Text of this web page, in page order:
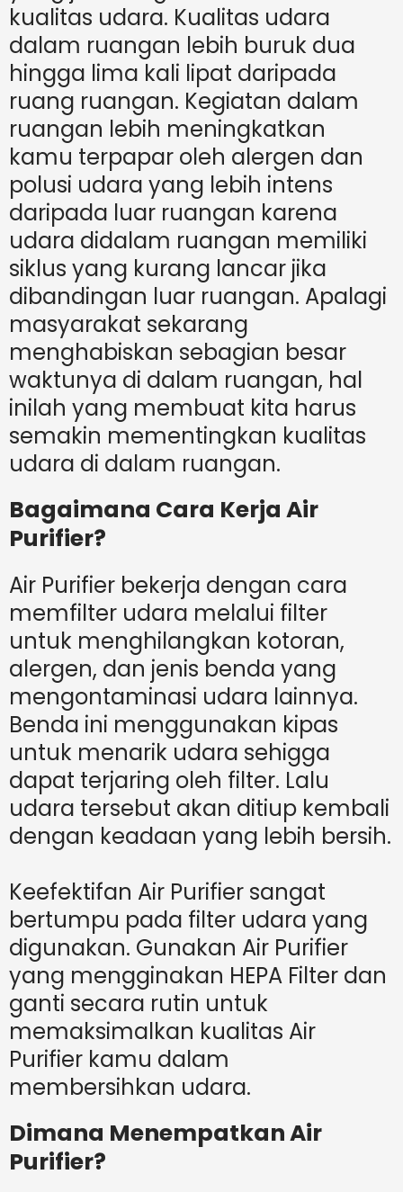
kualitas udara. Kualitas udara
dalam ruangan lebih buruk dua
hingga lima kali lipat daripada
ruang ruangan. Kegiatan dalam
ruangan lebih meningkatkan
kamu terpapar oleh alergen dan
polusi udara yang lebih intens
daripada luar ruangan karena
udara didalam ruangan memiliki
siklus yang kurang lancar jika
dibandingan luar ruangan. Apalagi
masyarakat sekarang
menghabiskan sebagian besar
waktunya di dalam ruangan, hal
inilah yang membuat kita harus
semakin mementingkan kualitas
udara di dalam ruangan.
Bagaimana Cara Kerja Air
Purifier?
Air Purifier bekerja dengan cara
memfilter udara melalui filter
untuk menghilangkan kotoran,
alergen, dan jenis benda yang
mengontaminasi udara lainnya.
Benda ini menggunakan kipas
untuk menarik udara sehigga
dapat terjaring oleh filter. Lalu
udara tersebut akan ditiup kembali
dengan keadaan yang lebih bersih.
Keefektifan Air Purifier sangat
bertumpu pada filter udara yang
digunakan. Gunakan Air Purifier
yang mengginakan HEPA Filter dan
ganti secara rutin untuk
memaksimalkan kualitas Air
Purifier kamu dalam
membersihkan udara.
Dimana Menempatkan Air
Purifier?